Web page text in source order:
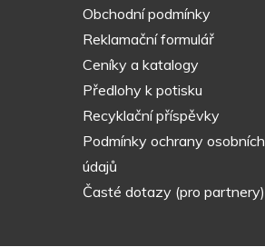
Obchodní podmínky
Reklamační formulář
Ceníky a katalogy
Předlohy k potisku
Recyklační příspěvky
Podmínky ochrany osobních
údajů
Časté dotazy (pro partnery)